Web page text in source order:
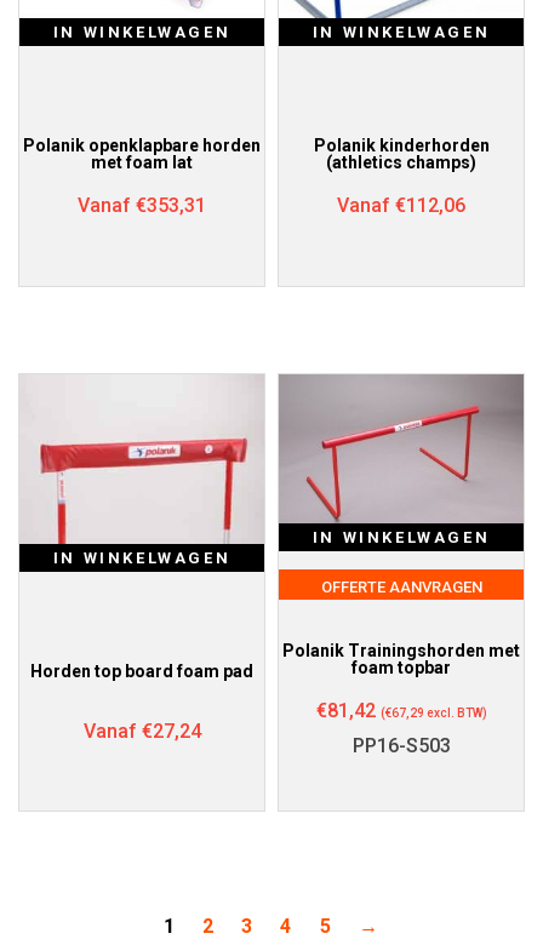
IN WINKELWAGEN
Polanik openklapbare horden
met foam lat
Vanaf €353,31
IN WINKELWAGEN
Polanik kinderhorden
(athletics champs)
Vanaf €112,06
IN WINKELWAGEN
Horden top board foam pad
Vanaf €27,24
IN WINKELWAGEN
OFFERTE AANVRAGEN
Polanik Trainingshorden met
foam topbar
€81,42 (€67,29 excl. BTW)
PP16-S503
1 2 3 4 5 →